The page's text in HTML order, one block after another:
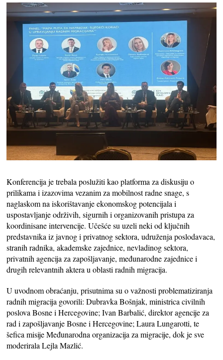
Konferencija je trebala poslužiti kao platforma za diskusiju o
prilikama i izazovima vezanim za mobilnost radne snage, s
naglaskom na iskorištavanje ekonomskog potencijala i
uspostavljanje održivih, sigurnih i organizovanih pristupa za
koordinisane intervencije. Učešće su uzeli neki od ključnih
predstavnika iz javnog i privatnog sektora, udruženja poslodavaca,
stranih radnika, akademske zajednice, nevladinog sektora,
privatnih agencija za zapošljavanje, međunarodne zajednice i
drugih relevantnih aktera u oblasti radnih migracija.
U uvodnom obraćanju, prisutnima su o važnosti problematiziranja
radnih migracija govorili: Dubravka Bošnjak, ministrica civilnih
poslova Bosne i Hercegovine; Ivan Barbalić, direktor agencije za
rad i zapošljavanje Bosne i Hercegovine; Laura Lungarotti, te
šefica misije Međunarodna organizacija za migracije, dok je sve
moderirala Lejla Mazlić.